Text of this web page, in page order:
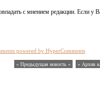
с мнением редакции. Если у
powered by HyperComments
« Предыдущая новость « » Архив